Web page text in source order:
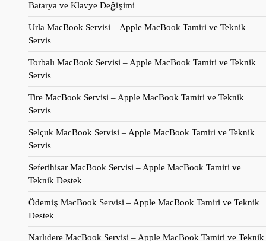
Batarya ve Klavye Değişimi
Urla MacBook Servisi – Apple MacBook Tamiri ve Teknik
Servis
Torbalı MacBook Servisi – Apple MacBook Tamiri ve Teknik
Servis
Tire MacBook Servisi – Apple MacBook Tamiri ve Teknik
Servis
Selçuk MacBook Servisi – Apple MacBook Tamiri ve Teknik
Servis
Seferihisar MacBook Servisi – Apple MacBook Tamiri ve
Teknik Destek
Ödemiş MacBook Servisi – Apple MacBook Tamiri ve Teknik
Destek
Narlıdere MacBook Servisi – Apple MacBook Tamiri ve Teknik